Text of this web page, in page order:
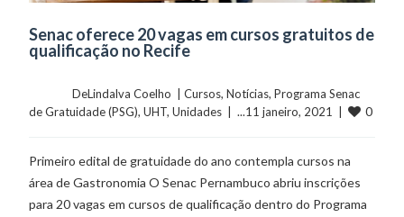
Senac oferece 20 vagas em cursos gratuitos de
qualificação no Recife
	    	DeLindalva Coelho  |
Cursos, Notícias, Programa Senac
de Gratuidade (PSG), UHT, Unidades
  |  ...11 janeiro, 2021  |
0
Primeiro edital de gratuidade do ano contempla cursos na
área de Gastronomia O Senac Pernambuco abriu inscrições
para 20 vagas em cursos de qualificação dentro do Programa